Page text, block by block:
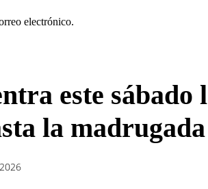
electrónico.
este
la madrugada